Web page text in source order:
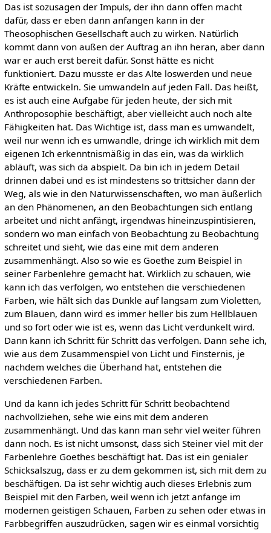
Das ist sozusagen der Impuls, der ihn dann offen macht
dafür, dass er eben dann anfangen kann in der
Theosophischen Gesellschaft auch zu wirken. Natürlich
kommt dann von außen der Auftrag an ihn heran, aber dann
war er auch erst bereit dafür. Sonst hätte es nicht
funktioniert. Dazu musste er das Alte loswerden und neue
Kräfte entwickeln. Sie umwandeln auf jeden Fall. Das heißt,
es ist auch eine Aufgabe für jeden heute, der sich mit
Anthroposophie beschäftigt, aber vielleicht auch noch alte
Fähigkeiten hat. Das Wichtige ist, dass man es umwandelt,
weil nur wenn ich es umwandle, dringe ich wirklich mit dem
eigenen Ich erkenntnismäßig in das ein, was da wirklich
abläuft, was sich da abspielt. Da bin ich in jedem Detail
drinnen dabei und es ist mindestens so trittsicher dann der
Weg, als wie in den Naturwissenschaften, wo man äußerlich
an den Phänomenen, an den Beobachtungen sich entlang
arbeitet und nicht anfängt, irgendwas hineinzuspintisieren,
sondern wo man einfach von Beobachtung zu Beobachtung
schreitet und sieht, wie das eine mit dem anderen
zusammenhängt. Also so wie es Goethe zum Beispiel in
seiner Farbenlehre gemacht hat. Wirklich zu schauen, wie
kann ich das verfolgen, wo entstehen die verschiedenen
Farben, wie hält sich das Dunkle auf langsam zum Violetten,
zum Blauen, dann wird es immer heller bis zum Hellblauen
und so fort oder wie ist es, wenn das Licht verdunkelt wird.
Dann kann ich Schritt für Schritt das verfolgen. Dann sehe ich,
wie aus dem Zusammenspiel von Licht und Finsternis, je
nachdem welches die Überhand hat, entstehen die
verschiedenen Farben.
Und da kann ich jedes Schritt für Schritt beobachtend
nachvollziehen, sehe wie eins mit dem anderen
zusammenhängt. Und das kann man sehr viel weiter führen
dann noch. Es ist nicht umsonst, dass sich Steiner viel mit der
Farbenlehre Goethes beschäftigt hat. Das ist ein genialer
Schicksalszug, dass er zu dem gekommen ist, sich mit dem zu
beschäftigen. Da ist sehr wichtig auch dieses Erlebnis zum
Beispiel mit den Farben, weil wenn ich jetzt anfange im
modernen geistigen Schauen, Farben zu sehen oder etwas in
Farbbegriffen auszudrücken, sagen wir es einmal vorsichtig